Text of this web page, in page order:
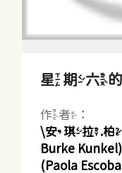
星期六
作者：
\安琪拉.柏
Burke
(Paola